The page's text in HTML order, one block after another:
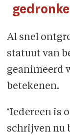
Al snel
statuut van
geanimeerd
betekenen.
‘Iedereen is
schrijven nu